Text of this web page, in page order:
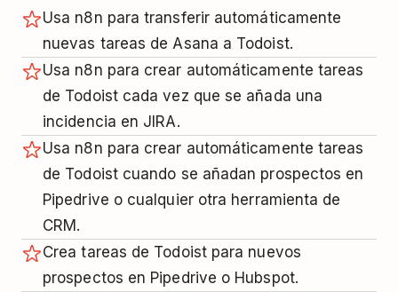
Usa n8n para transferir automáticamente
nuevas tareas de Asana a Todoist.
Usa n8n para crear automáticamente tareas
de Todoist cada vez que se añada una
incidencia en JIRA.
Usa n8n para crear automáticamente tareas
de Todoist cuando se añadan prospectos en
Pipedrive o cualquier otra herramienta de
CRM.
Crea tareas de Todoist para nuevos
prospectos en Pipedrive o Hubspot.